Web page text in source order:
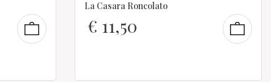
La Casara Roncolato
€ 11,50